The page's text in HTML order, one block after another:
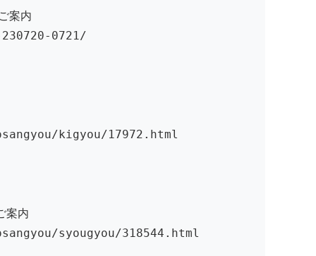
案内
0721/
kigyou/17972.html
案内
syougyou/318544.html